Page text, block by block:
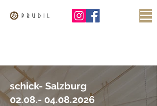
schick- Salzburg
02.08.- 04.08.2026